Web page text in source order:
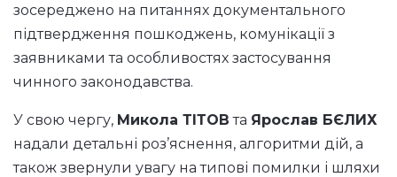
зосереджено на питаннях документального
підтвердження пошкоджень, комунікації з
заявниками та особливостях застосування
чинного законодавства.
У свою чергу, Микола ТІТОВ та Ярослав БЄЛИХ
надали детальні роз’яснення, алгоритми дій, а
також звернули увагу на типові помилки і шляхи